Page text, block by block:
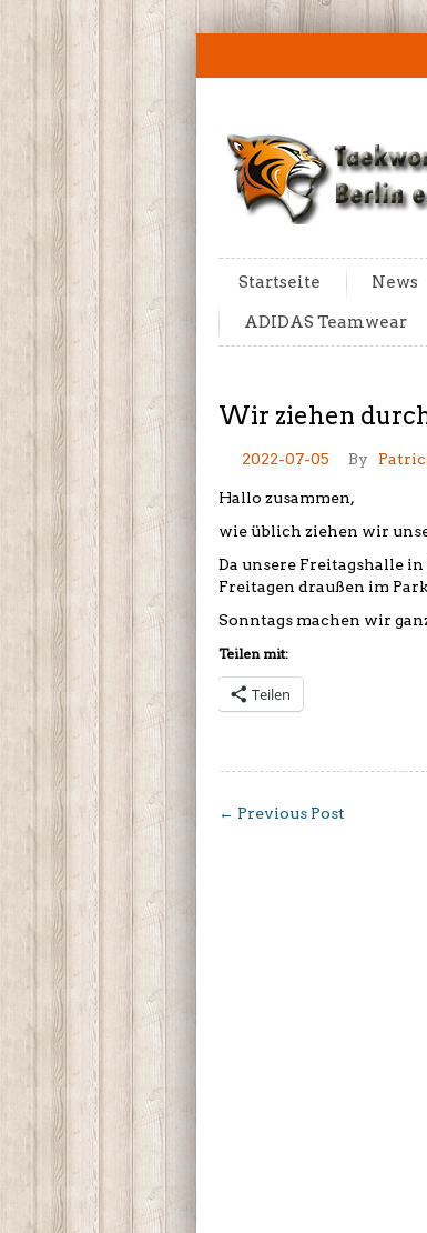
Startseite News
ADIDAS Teamwear
Wir ziehen
2022-07-05 By
Hallo zusammen,
wie üblich ziehen wir
Da unsere Freitagshalle
Freitagen draußen im
Sonntags machen wir
Teilen mit:
Teilen
← Previous Post